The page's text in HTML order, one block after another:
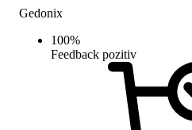
Gedonix
100%
Feedback pozitiv